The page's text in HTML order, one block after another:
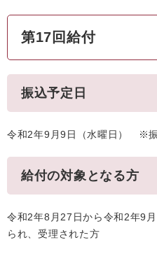
第17回給付
振込予定日
令和2年9月9日（水曜日） ※
給付の対象となる方
令和2年8月27日から令和2年9
られ、受理された方